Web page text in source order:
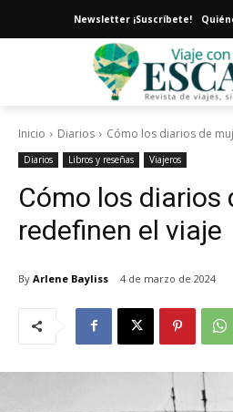
Newsletter ¡Suscríbete!
Inicio Diarios Cómo los diarios de
Diarios Libros y reseñas Viajeros
Cómo los diarios
redefinen el viaje
By Arlene Bayliss 4 de marzo de 2024